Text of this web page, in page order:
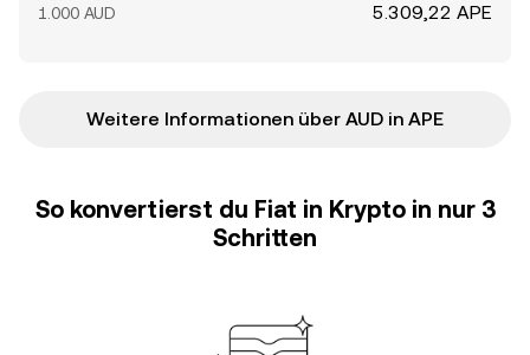
1.000 AUD 5.309,22 APE
Weitere Informationen über AUD in APE
So konvertierst du Fiat in Krypto in nur 3
Schritten